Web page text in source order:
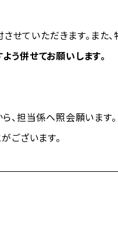
ていただきます。また、
併せてお願いします。
担当係へ照会願います。
ざいます。